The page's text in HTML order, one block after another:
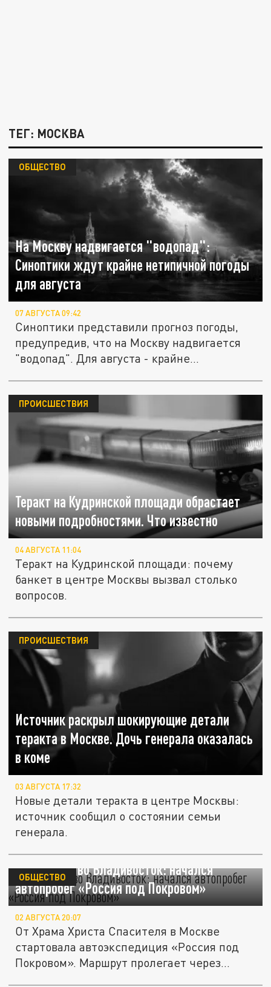
ТЕГ: МОСКВА
На Москву надвигается "водопад":
Синоптики ждут крайне нетипичной погоды
для августа
ОБЩЕСТВО
07 АВГУСТА 09:42
Синоптики представили прогноз погоды,
предупредив, что на Москву надвигается
"водопад". Для августа - крайне...
Теракт на Кудринской площади обрастает
новыми подробностями. Что известно
ПРОИСШЕСТВИЯ
04 АВГУСТА 11:04
Теракт на Кудринской площади: почему
банкет в центре Москвы вызвал столько
вопросов.
Источник раскрыл шокирующие детали
теракта в Москве. Дочь генерала оказалась
в коме
ПРОИСШЕСТВИЯ
03 АВГУСТА 17:32
Новые детали теракта в центре Москвы:
источник сообщил о состоянии семьи
генерала.
Из Москвы во Владивосток: начался
автопробег «Россия под Покровом»
ОБЩЕСТВО
02 АВГУСТА 20:07
От Храма Христа Спасителя в Москве
стартовала автоэкспедиция «Россия под
Покровом». Маршрут пролегает через...